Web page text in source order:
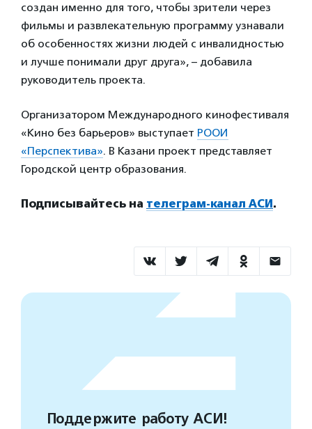
создан именно для того, чтобы зрители через
фильмы и развлекательную программу узнавали
об особенностях жизни людей с инвалидностью
и лучше понимали друг друга», – добавила
руководитель проекта.
Организатором Международного кинофестиваля
«Кино без барьеров» выступает РООИ
«Перспектива». В Казани проект представляет
Городской центр образования.
Подписывайтесь на телеграм-канал АСИ .
Поддержите работу АСИ!